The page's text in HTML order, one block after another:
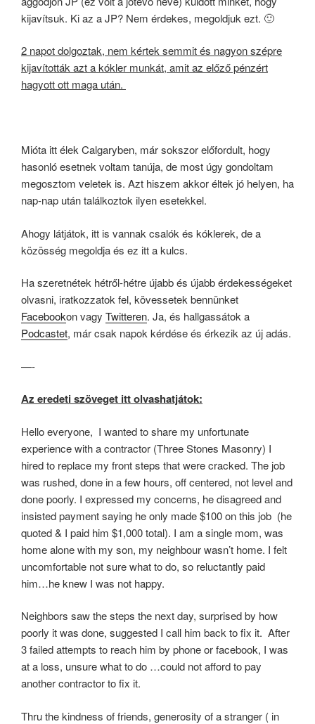
kijavítsuk. Ki az a JP? Nem érdekes, megoldjuk ezt. 🙂
2 napot dolgoztak, nem kértek semmit és nagyon szépre
kijavították azt a kókler munkát, amit az előző pénzért
hagyott ott maga után.
Mióta itt élek Calgaryben, már sokszor előfordult, hogy
hasonló esetnek voltam tanúja, de most úgy gondoltam
megosztom veletek is. Azt hiszem akkor éltek jó helyen, ha
nap-nap után találkoztok ilyen esetekkel.
Ahogy látjátok, itt is vannak csalók és kóklerek, de a
közösség megoldja és ez itt a kulcs.
Ha szeretnétek hétről-hétre újabb és újabb érdekességeket
olvasni, iratkozzatok fel, kövessetek bennünket
Facebookon vagy Twitteren. Ja, és hallgassátok a
Podcastet, már csak napok kérdése és érkezik az új adás.
—-
Az eredeti szöveget itt olvashatjátok:
Hello everyone, I wanted to share my unfortunate
experience with a contractor (Three Stones Masonry) I
hired to replace my front steps that were cracked. The job
was rushed, done in a few hours, off centered, not level and
done poorly. I expressed my concerns, he disagreed and
insisted payment saying he only made $100 on this job (he
quoted & I paid him $1,000 total). I am a single mom, was
home alone with my son, my neighbour wasn’t home. I felt
uncomfortable not sure what to do, so reluctantly paid
him…he knew I was not happy.
Neighbors saw the steps the next day, surprised by how
poorly it was done, suggested I call him back to fix it. After
3 failed attempts to reach him by phone or facebook, I was
at a loss, unsure what to do …could not afford to pay
another contractor to fix it.
Thru the kindness of friends, generosity of a stranger ( in